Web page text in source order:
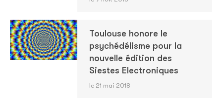
Toulouse honore le
psychédélisme pour la
nouvelle édition des
Siestes Electroniques
le 21 mai 2018